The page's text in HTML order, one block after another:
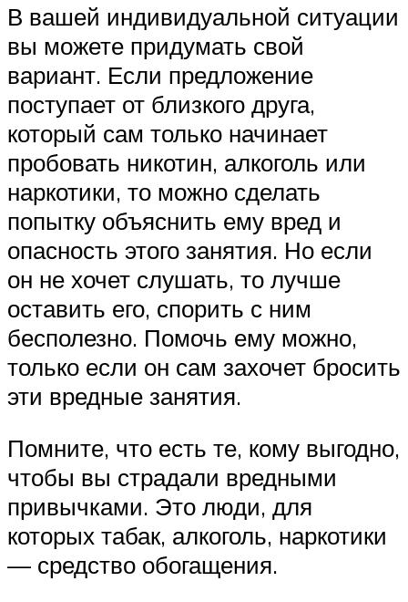
В вашей индивидуальной ситуации
вы можете придумать свой
вариант. Если предложение
поступает от близкого друга,
который сам только начинает
пробовать никотин, алкоголь или
наркотики, то можно сделать
попытку объяснить ему вред и
опасность этого занятия. Но если
он не хочет слушать, то лучше
оставить его, спорить с ним
бесполезно. Помочь ему можно,
только если он сам захочет бросить
эти вредные занятия.
Помните, что есть те, кому выгодно,
чтобы вы страдали вредными
привычками. Это люди, для
которых табак, алкоголь, наркотики
— средство обогащения.